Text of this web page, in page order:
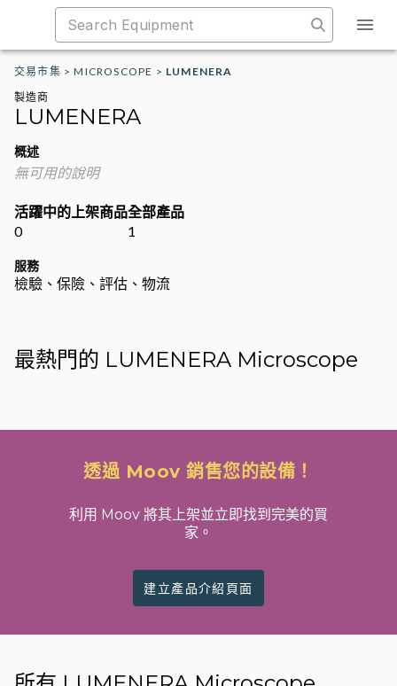
交易市集 >MICROSCOPE > LUMENERA
製造商
LUMENERA
概述
無可用的說明
活躍中的上架商品
0
全部產品
1
服務
檢驗、保險、評估、物流
最熱門的 LUMENERA Microscope
透過 Moov 銷售您的設備！
利用 Moov 將其上架並立即找到完美的買
家。
建立產品介紹頁面